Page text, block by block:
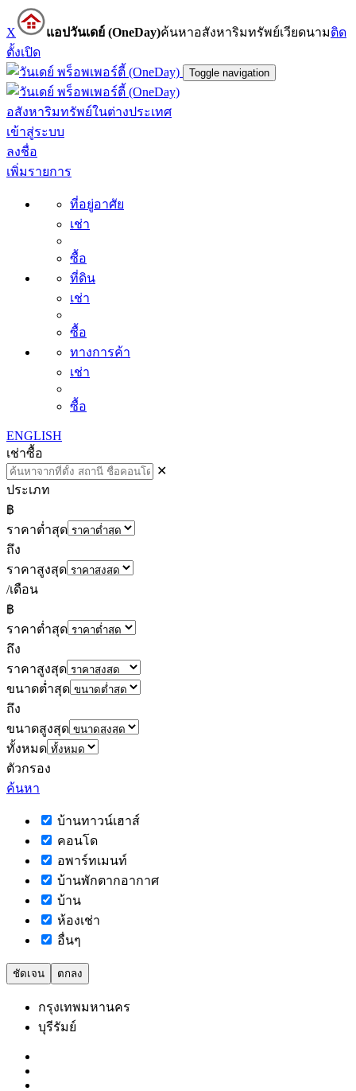
X แอปวันเดย์ (OneDay)ค้นหาอสังหาริมทรัพย์เวียดนามติด
ตั้งเปิด
Toggle navigation
อสังหาริมทรัพย์ในต่างประเทศ
เข้าสู่ระบบ
ลงชื่อ
เพิ่มรายการ
ที่อยู่อาศัย
เช่า
ซื้อ
ที่ดิน
เช่า
ซื้อ
ทางการค้า
เช่า
ซื้อ
ENGLISH
เช่าซื้อ
✕
ประเภท
฿
ราคาต่ำสุด
ถึง
ราคาสูงสุด
/เดือน
฿
ราคาต่ำสุด
ถึง
ราคาสูงสุด
ขนาดต่ำสุด
ถึง
ขนาดสูงสุด
ทั้งหมด
ตัวกรอง
ค้นหา
บ้านทาวน์เฮาส์
คอนโด
อพาร์ทเมนท์
บ้านพักตากอากาศ
บ้าน
ห้องเช่า
อื่นๆ
ชัดเจน ตกลง
กรุงเทพมหานคร
บุรีรัมย์